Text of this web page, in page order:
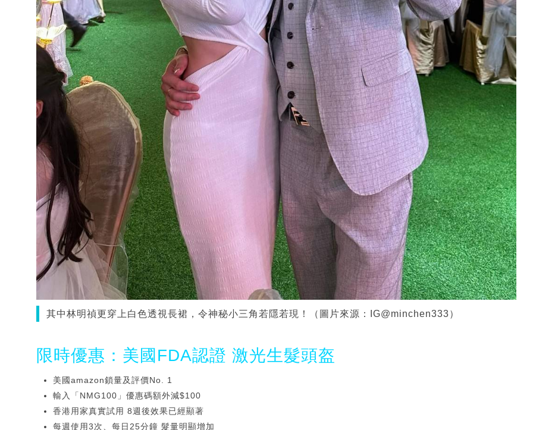
其中林明禎更穿上白色透視長裙，令神秘小三角若隱若現！（圖片來源：IG@minchen333）
限時優惠：美國FDA認證 激光生髮頭盔
美國amazon鎖量及評價No. 1
輸入「NMG100」優惠碼額外減$100
香港用家真實試用 8週後效果已經顯著
每週使用3次、每日25分鐘 髮量明顯增加